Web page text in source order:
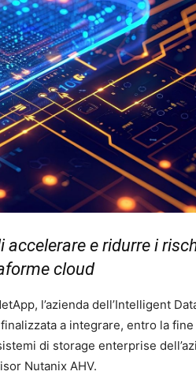
e ridurre i
cloud
l’azienda dell’Intelligent
a integrare, entro la fine
di storage enterprise
Nutanix AHV.